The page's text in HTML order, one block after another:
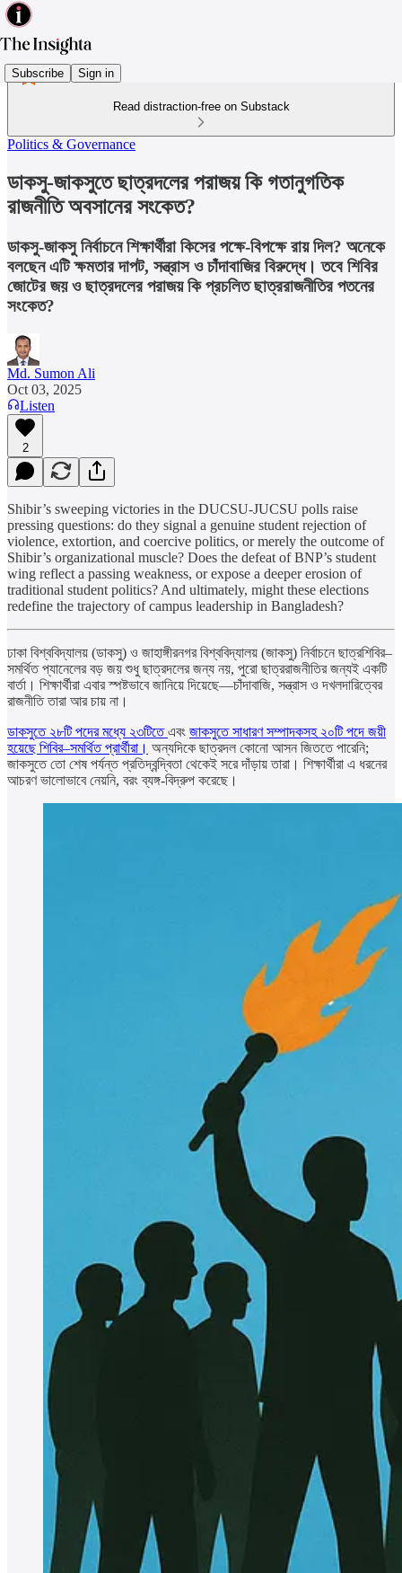
Subscribe Sign in
Read distraction-free on Substack
Politics & Governance
ডাকসু-জাকসুতে ছাত্রদলের পরাজয় কি গতানুগতিক
রাজনীতি অবসানের সংকেত?
ডাকসু-জাকসু নির্বাচনে শিক্ষার্থীরা কিসের পক্ষে-বিপক্ষে রায় দিল? অনেকে
বলছেন এটি ক্ষমতার দাপট, সন্ত্রাস ও চাঁদাবাজির বিরুদ্ধে। তবে শিবির
জোটের জয় ও ছাত্রদলের পরাজয় কি প্রচলিত ছাত্ররাজনীতির পতনের
সংকেত?
Md. Sumon Ali
Oct 03, 2025
Listen
2
Shibir’s sweeping victories in the DUCSU-JUCSU polls raise
pressing questions: do they signal a genuine student rejection of
violence, extortion, and coercive politics, or merely the outcome of
Shibir’s organizational muscle? Does the defeat of BNP’s student
wing reflect a passing weakness, or expose a deeper erosion of
traditional student politics? And ultimately, might these elections
redefine the trajectory of campus leadership in Bangladesh?
ঢাকা বিশ্ববিদ্যালয় (ডাকসু) ও জাহাঙ্গীরনগর বিশ্ববিদ্যালয় (জাকসু) নির্বাচনে ছাত্রশিবির–
সমর্থিত প্যানেলের বড় জয় শুধু ছাত্রদলের জন্য নয়, পুরো ছাত্ররাজনীতির জন্যই একটি
বার্তা। শিক্ষার্থীরা এবার স্পষ্টভাবে জানিয়ে দিয়েছে—চাঁদাবাজি, সন্ত্রাস ও দখলদারিত্বের
রাজনীতি তারা আর চায় না।
ডাকসুতে ২৮টি পদের মধ্যে ২৩টিতেএবং জাকসুতে সাধারণ সম্পাদকসহ ২০টি পদে জয়ী
হয়েছে শিবির–সমর্থিত প্রার্থীরা। অন্যদিকে ছাত্রদল কোনো আসন জিততে পারেনি;
জাকসুতে তো শেষ পর্যন্ত প্রতিদ্বন্দ্বিতা থেকেই সরে দাঁড়ায় তারা। শিক্ষার্থীরা এ ধরনের
আচরণ ভালোভাবে নেয়নি, বরং ব্যঙ্গ-বিদ্রুপ করেছে।